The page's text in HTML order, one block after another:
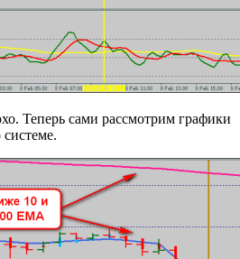
Теперь сами рассмотрим графики